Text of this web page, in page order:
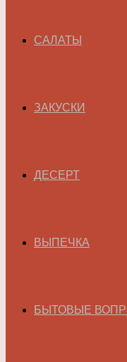
САЛАТЫ
ЗАКУСКИ
ДЕСЕРТ
ВЫПЕЧКА
БЫТОВЫЕ